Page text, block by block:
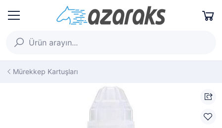
Mürekkep Kartuşları